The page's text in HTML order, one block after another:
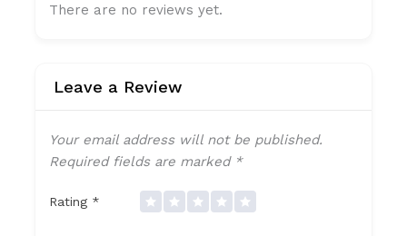
There are no reviews yet.
Leave a Review
Your email address will not be published.
Required fields are marked *
Rating *